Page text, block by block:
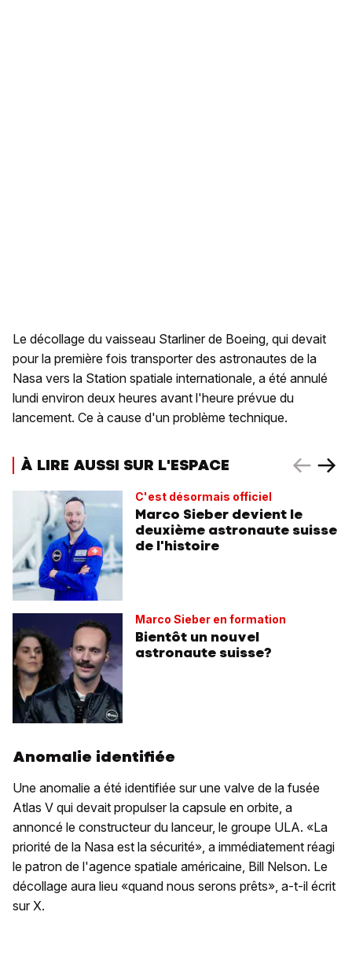
Le décollage du vaisseau Starliner de Boeing, qui devait
pour la première fois transporter des astronautes de la
Nasa vers la Station spatiale internationale, a été annulé
lundi environ deux heures avant l'heure prévue du
lancement. Ce à cause d'un problème technique.
À LIRE AUSSI SUR L'ESPACE
C'est désormais officiel
Marco Sieber devient le
deuxième astronaute suisse
de l'histoire
Marco Sieber en formation
Bientôt un nouvel
astronaute suisse?
Anomalie identifiée
Une anomalie a été identifiée sur une valve de la fusée
Atlas V qui devait propulser la capsule en orbite, a
annoncé le constructeur du lanceur, le groupe ULA. «La
priorité de la Nasa est la sécurité», a immédiatement réagi
le patron de l'agence spatiale américaine, Bill Nelson. Le
décollage aura lieu «quand nous serons prêts», a-t-il écrit
sur X.